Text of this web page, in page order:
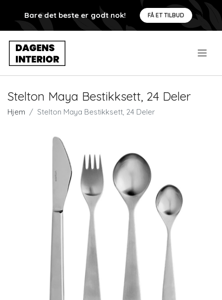
Bare det beste er godt nok! FÅ ET TILBUD
Stelton Maya Bestikksett, 24 Deler
Hjem Stelton Maya Bestikksett, 24 Deler